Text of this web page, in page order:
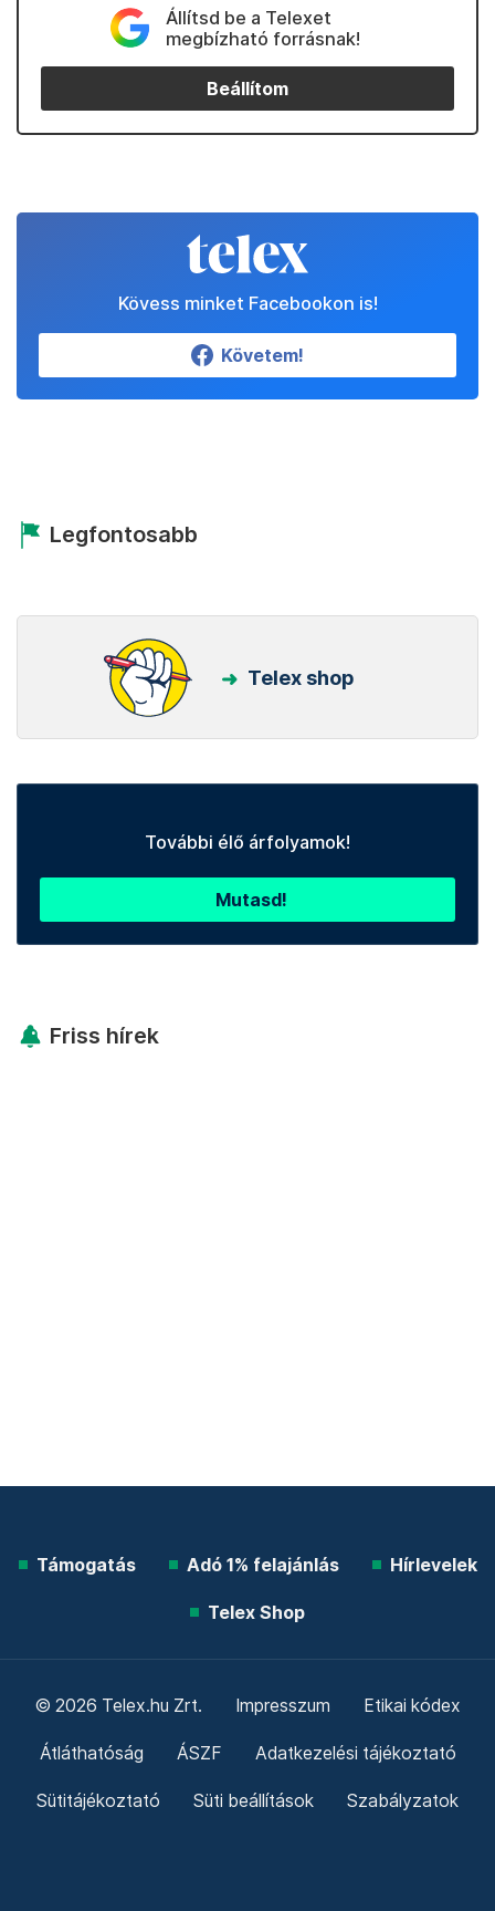
Állítsd be a Telexet
megbízható forrásnak!
Beállítom
Kövess minket Facebookon is!
Követem!
Legfontosabb
Telex shop
További élő árfolyamok!
Mutasd!
Friss hírek
Támogatás Adó 1% felajánlás Hírlevelek
Telex Shop
© 2026 Telex.hu Zrt. Impresszum Etikai kódex
Átláthatóság ÁSZF Adatkezelési tájékoztató
Sütitájékoztató Süti beállítások Szabályzatok